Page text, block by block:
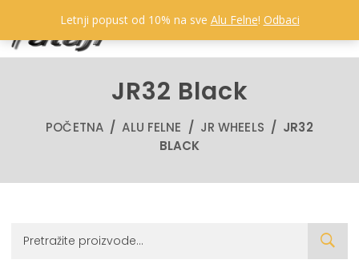
Letnji popust od 10% na sve Alu Felne! Odbaci
JR32 Black
POČETNA/ALU FELNE / JR WHEELS / JR32
BLACK